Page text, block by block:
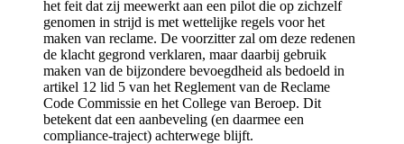
het feit dat zij meewerkt aan een pilot die op zichzelf
genomen in strijd is met wettelijke regels voor het
maken van reclame. De voorzitter zal om deze redenen
de klacht gegrond verklaren, maar daarbij gebruik
maken van de bijzondere bevoegdheid als bedoeld in
artikel 12 lid 5 van het Reglement van de Reclame
Code Commissie en het College van Beroep. Dit
betekent dat een aanbeveling (en daarmee een
compliance-traject) achterwege blijft.